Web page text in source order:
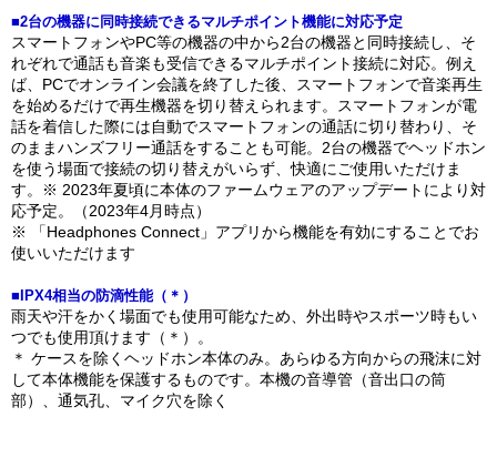
■2台の機器に同時接続できるマルチポイント機能に対応予定
スマートフォンやPC等の機器の中から2台の機器と同時接続し、そ
れぞれで通話も音楽も受信できるマルチポイント接続に対応。例え
ば、PCでオンライン会議を終了した後、スマートフォンで音楽再生
を始めるだけで再生機器を切り替えられます。スマートフォンが電
話を着信した際には自動でスマートフォンの通話に切り替わり、そ
のままハンズフリー通話をすることも可能。2台の機器でヘッドホン
を使う場面で接続の切り替えがいらず、快適にご使用いただけま
す。※ 2023年夏頃に本体のファームウェアのアップデートにより対
応予定。（2023年4月時点）
※ 「Headphones Connect」アプリから機能を有効にすることでお
使いいただけます
■IPX4相当の防滴性能（＊）
雨天や汗をかく場面でも使用可能なため、外出時やスポーツ時もい
つでも使用頂けます（＊）。
＊ ケースを除くヘッドホン本体のみ。あらゆる方向からの飛沫に対
して本体機能を保護するものです。本機の音導管（音出口の筒
部）、通気孔、マイク穴を除く